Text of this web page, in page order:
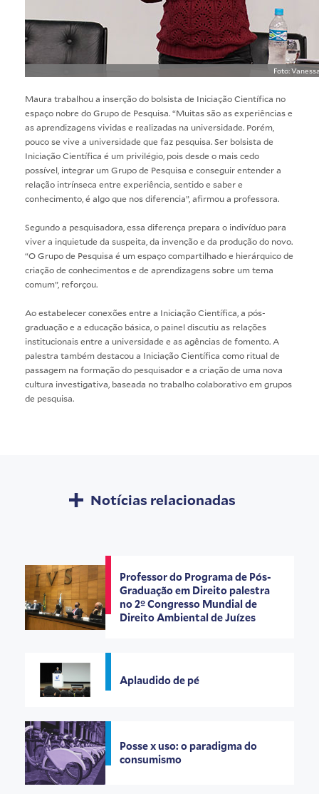
Foto:
Maura trabalhou a inserção do bolsista de Iniciação Científica no
espaço nobre do Grupo de Pesquisa. “Muitas são as experiências e
as aprendizagens vividas e realizadas na universidade. Porém,
pouco se vive a universidade que faz pesquisa. Ser bolsista de
Iniciação Científica é um privilégio, pois desde o mais cedo
possível, integrar um Grupo de Pesquisa e conseguir entender a
relação intrínseca entre experiência, sentido e saber e
conhecimento, é algo que nos diferencia”, afirmou a professora.
Segundo a pesquisadora, essa diferença prepara o indivíduo para
viver a inquietude da suspeita, da invenção e da produção do novo.
“O Grupo de Pesquisa é um espaço compartilhado e hierárquico de
criação de conhecimentos e de aprendizagens sobre um tema
comum”, reforçou.
Ao estabelecer conexões entre a Iniciação Científica, a pós-
graduação e a educação básica, o painel discutiu as relações
institucionais entre a universidade e as agências de fomento. A
palestra também destacou a Iniciação Científica como ritual de
passagem na formação do pesquisador e a criação de uma nova
cultura investigativa, baseada no trabalho colaborativo em grupos
de pesquisa.
Notícias relacionadas
Professor do Programa de Pós-
Graduação em Direito palestra
no 2º Congresso Mundial de
Direito Ambiental de Juízes
Aplaudido de pé
Posse x uso: o paradigma do
consumismo